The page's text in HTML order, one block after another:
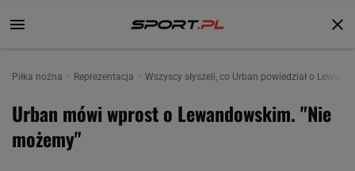
Piłka nożna Reprezentacja Wszyscy słyszeli, co Urban powiedział o
Urban mówi wprost o Lewandowskim. "Nie
możemy"